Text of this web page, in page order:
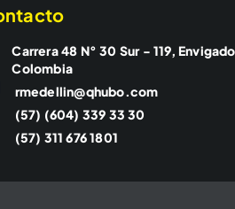
Carrera 48 N° 30 Sur - 119,
Colombia
rmedellin@qhubo.com
(57) (604) 339 33 30
(57) 311 676 1801